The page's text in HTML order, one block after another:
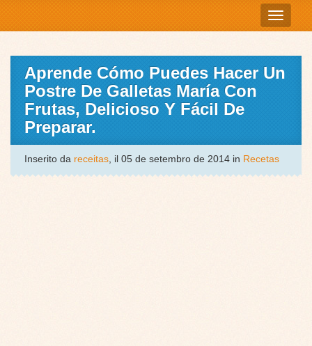
Aprende Cómo Puedes Hacer Un
Postre De Galletas María Con
Frutas, Delicioso Y Fácil De
Preparar.
Inserito da receitas, il 05 de setembro de 2014 in Recetas